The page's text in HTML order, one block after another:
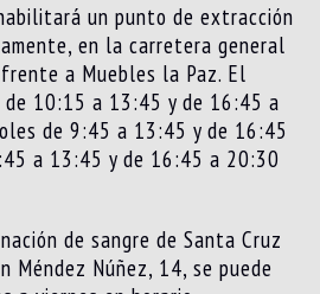
un punto de extracción
en la carretera general
a Muebles la Paz. El
10:15 a 13:45 y de 16:45 a
de 9:45 a 13:45 y de 16:45
a 13:45 y de 16:45 a 20:30
de sangre de Santa Cruz
Méndez Núñez, 14, se puede